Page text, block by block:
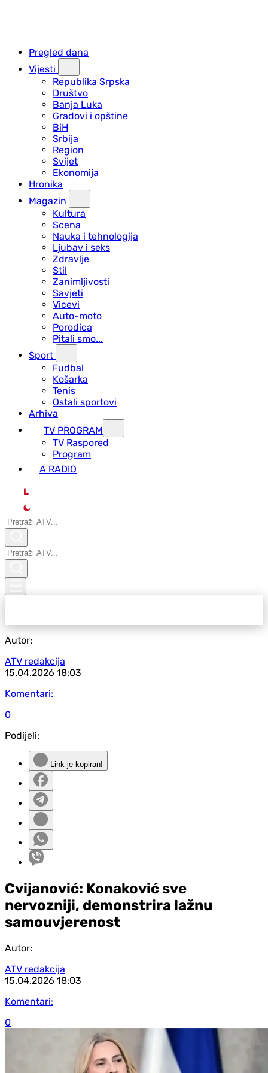
Pregled dana
Vijesti
Republika Srpska
Društvo
Banja Luka
Gradovi i opštine
BiH
Srbija
Region
Svijet
Ekonomija
Hronika
Magazin
Kultura
Scena
Nauka i tehnologija
Ljubav i seks
Zdravlje
Stil
Zanimljivosti
Savjeti
Vicevi
Auto-moto
Porodica
Pitali smo...
Sport
Fudbal
Košarka
Tenis
Ostali sportovi
Arhiva
TV PROGRAM
ТV Raspored
Program
A RADIO
L
Autor:
ATV redakcija
15.04.2026 18:03
Komentari:
0
Podijeli:
Link je kopiran!
Cvijanović: Konaković sve
nervozniji, demonstrira lažnu
samouvjerenost
Autor:
ATV redakcija
15.04.2026 18:03
Komentari:
0